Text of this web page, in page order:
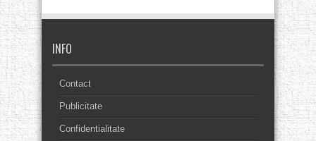
INFO
Contact
Publicitate
Confidentialitate